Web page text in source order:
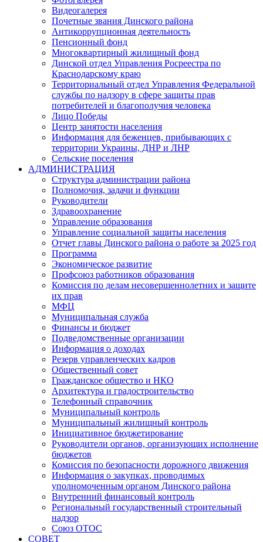
Видеогалерея
Почетные звания Динского района
Антикоррупционная деятельность
Пенсионный фонд
Многоквартирный жилищный фонд
Динской отдел Управления Росреестра по
Краснодарскому краю
Территориальный отдел Управления Федеральной
службы по надзору в сфере защиты прав
потребителей и благополучия человека
Лицо Победы
Центр занятости населения
Информация для беженцев, прибывающих с
территории Украины, ДНР и ЛНР
Сельские поселения
АДМИНИСТРАЦИЯ
Структура администрации района
Полномочия, задачи и функции
Руководители
Здравоохранение
Управление образования
Управление социальной защиты населения
Отчет главы Динского района о работе за 2025 год
Программа
Экономическое развитие
Профсоюз работников образования
Комиссия по делам несовершеннолетних и защите
их прав
МФЦ
Муниципальная служба
Финансы и бюджет
Подведомственные организации
Информация о доходах
Резерв управленческих кадров
Общественный совет
Гражданское общество и НКО
Архитектура и градостроительство
Телефонный справочник
Муниципальный контроль
Муниципальный жилищный контроль
Инициативное бюджетирование
Руководители органов, организующих исполнение
бюджетов
Комиссия по безопасности дорожного движения
Информация о закупках, проводимых
уполномоченным органом Динского района
Внутренний финансовый контроль
Региональный государственный строительный
надзор
Союз ОТОС
СОВЕТ